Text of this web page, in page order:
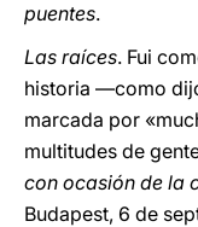
puentes.
Las raíces. Fui
historia —como
marcada por
multitudes de
con ocasión de la
Budapest, 6 de